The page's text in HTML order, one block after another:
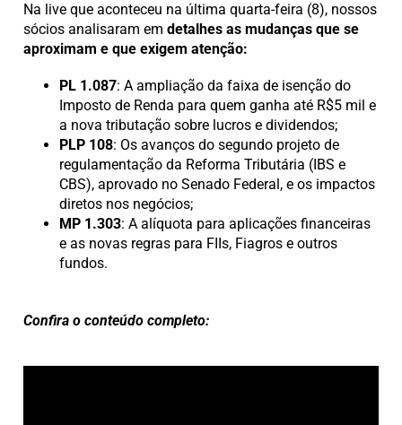
Na live que aconteceu na última quarta-feira (8), nossos
sócios analisaram em detalhes as mudanças que se
aproximam e que exigem atenção:
PL 1.087: A ampliação da faixa de isenção do
Imposto de Renda para quem ganha até R$5 mil e
a nova tributação sobre lucros e dividendos;
PLP 108: Os avanços do segundo projeto de
regulamentação da Reforma Tributária (IBS e
CBS), aprovado no Senado Federal, e os impactos
diretos nos negócios;
MP 1.303: A alíquota para aplicações financeiras
e as novas regras para FIIs, Fiagros e outros
fundos.
Confira o conteúdo completo: